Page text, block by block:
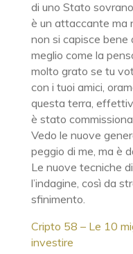
di uno Stato
è un attaccante ma
non si capisce bene
meglio come la
molto grato se tu
con i tuoi amici,
questa terra,
è stato
Vedo le nuove
peggio di me, ma è
Le nuove tecniche
l’indagine, così da
sfinimento.
Cripto 58 – Le 10
investire